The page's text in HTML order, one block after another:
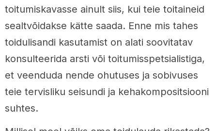
toitumiskavasse ainult siis, kui teie toitaineid
sealtvõidakse kätte saada. Enne mis tahes
toidulisandi kasutamist on alati soovitatav
konsulteerida arsti või toitumisspetsialistiga,
et veenduda nende ohutuses ja sobivuses
teie tervisliku seisundi ja kehakompositsiooni
suhtes.